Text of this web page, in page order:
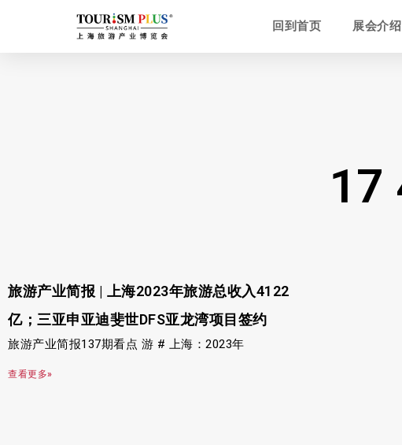
回到首页 展会介绍
17
旅游产业简报 | 上海2023年旅游总收入4122
亿；三亚申亚迪斐世DFS亚龙湾项目签约
旅游产业简报137期看点 游 # 上海：2023年
查看更多»